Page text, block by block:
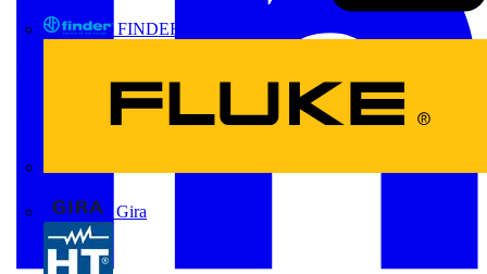
FINDER
Gira